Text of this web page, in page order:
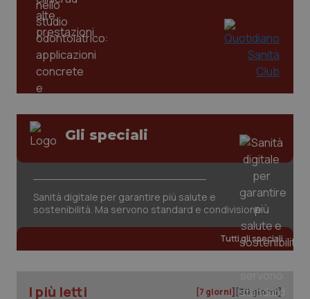
Gli speciali
Sanità digitale per garantire più salute e
sostenibilità. Ma servono standard e condivisione
Tutti gli speciali
I più letti [7 giorni] [30 giorni]
tracking-enable
tracking-sites-ironfish-
www.quotidianosanita.it
2